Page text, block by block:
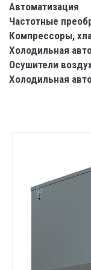
Автоматизация
Частотные
Компрессоры,
Холодильная
Осушители
Холодильная